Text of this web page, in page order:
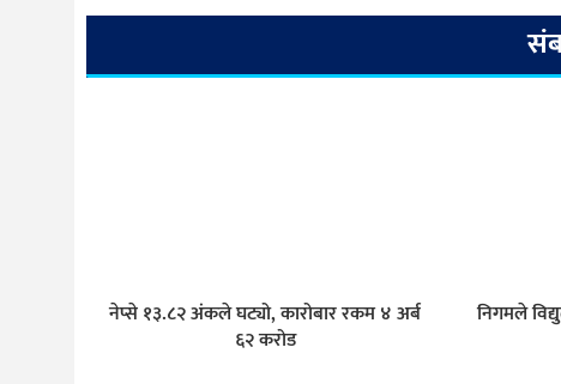
नेप्से १३.८२ अंकले घट्यो, कारोबार रकम ४ अर्ब
६२ करोड
निगमले